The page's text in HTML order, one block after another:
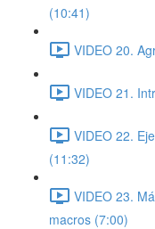
(10:41)
VIDEO 20.
VIDEO 21.
VIDEO 22.
(11:32)
VIDEO 23.
macros (7:00)